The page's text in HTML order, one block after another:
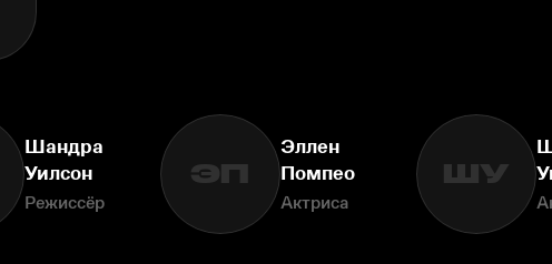
Шандра
Уилсон
Режиссёр
ЭП
Эллен
Помпео
Актриса
ШУ